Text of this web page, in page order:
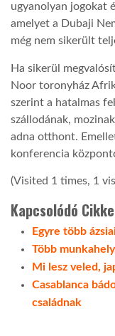
GLOBOBOOK
ugyanolyan jogokat
amelyet a Dubaji
még nem sikerült
Ha sikerül
Noor toronyház
szerint a hatalmas
szállodának,
adna otthont.
konferencia
(Visited 1 times, 1
Kapcsolódó
Egyre több
Több
Mi lesz veled,
Casablanca
családnak